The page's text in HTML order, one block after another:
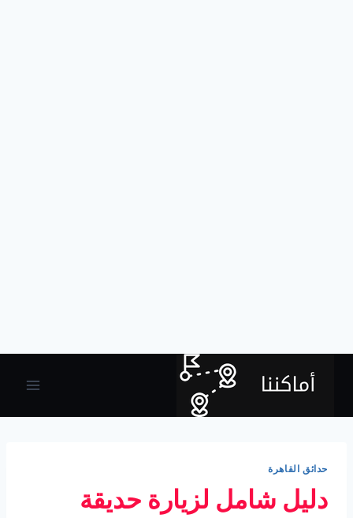
حدائق القاهرة
دليل شامل لزيارة حديقة